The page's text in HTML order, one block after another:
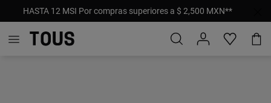
HASTA 12 MSI Por compras superiores a $ 2,500 MXN**